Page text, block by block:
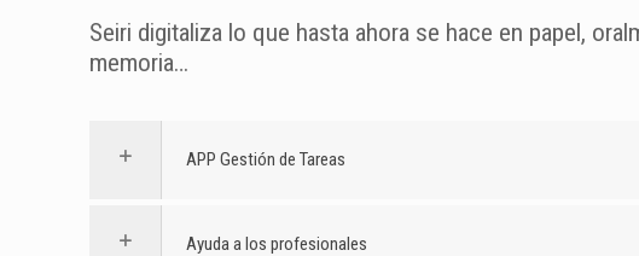
Seiri digitaliza lo que hasta ahora se hace en papel,
memoria…
APP Gestión de Tareas
Ayuda a los profesionales